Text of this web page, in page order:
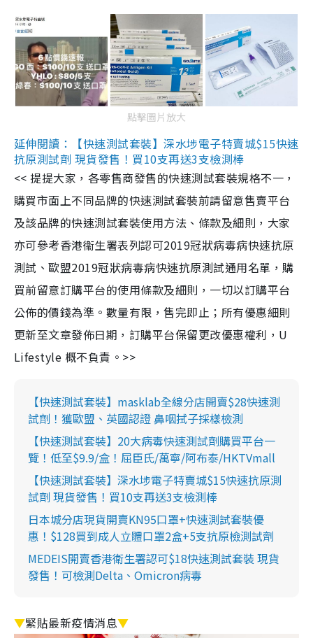
點擊圖片放大
延伸閱讀：【快速測試套裝】深水埗電子特賣城$15快速
抗原測試劑 現貨發售！買10支再送3支檢測棒
<< 提提大家，各零售商發售的快速測試套裝規格不一，
購買市面上不同品牌的快速測試套裝前請留意售賣平台
及該品牌的快速測試套裝使用方法、條款及細則，大家
亦可參考香港衞生署表列認可2019冠狀病毒病快速抗原
測試、歐盟2019冠狀病毒病快速抗原測試通用名單，購
買前留意訂購平台的使用條款及細則，一切以訂購平台
公佈的價錢為準。數量有限，售完即止；所有優惠細則
更新至文章發佈日期，訂購平台保留更改優惠權利，U
Lifestyle 概不負責。>>
【快速測試套裝】masklab全線分店開賣$28快速測
試劑！獲歐盟、英國認證 鼻咽拭子採樣檢測
【快速測試套裝】20大病毒快速測試劑購買平台一
覽！低至$9.9/盒！屈臣氏/萬寧/阿布泰/HKTVmall
【快速測試套裝】深水埗電子特賣城$15快速抗原測
試劑 現貨發售！買10支再送3支檢測棒
日本城分店現貨開賣KN95口罩+快速測試套裝優
惠！$128買到成人立體口罩2盒+5支抗原檢測試劑
MEDEIS開賣香港衛生署認可$18快速測試套裝 現貨
發售！可檢測Delta、Omicron病毒
▼緊貼最新疫情消息▼